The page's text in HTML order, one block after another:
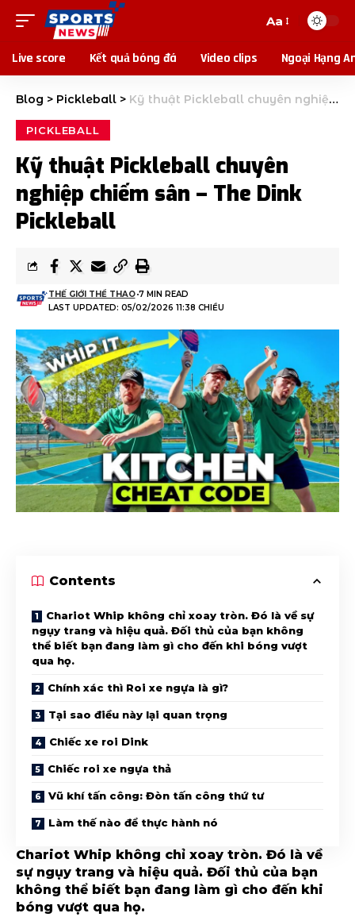
Aa
Live score Kết quả bóng đá Video clips Ngoại Hạng
Blog > Pickleball > Kỹ thuật Pickleball chuyên nghiệp chiếm sân – The Dink Pickleball
PICKLEBALL
Kỹ thuật Pickleball chuyên
nghiệp chiếm sân – The Dink
Pickleball
LAST UPDATED: 05/02/2026 11:38 CHIỀU
THẾ GIỚI THỂ THAO 7 MIN READ
Contents
Chariot Whip không chỉ xoay tròn. Đó là về sự
ngụy trang và hiệu quả. Đối thủ của bạn không
thể biết bạn đang làm gì cho đến khi bóng vượt
qua họ.
Chính xác thì Roi xe ngựa là gì?
Tại sao điều này lại quan trọng
Chiếc xe roi Dink
Chiếc roi xe ngựa thả
Vũ khí tấn công: Đòn tấn công thứ tư
Làm thế nào để thực hành nó
Chariot Whip không chỉ xoay tròn. Đó là về
sự ngụy trang và hiệu quả. Đối thủ của bạn
không thể biết bạn đang làm gì cho đến khi
bóng vượt qua họ.